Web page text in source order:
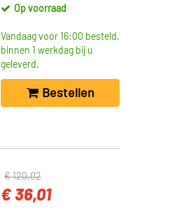
Op voorraad
Vandaag voor 16:00 besteld,
binnen 1 werkdag bij u
geleverd.
Bestellen
€ 120,02
€ 36,01